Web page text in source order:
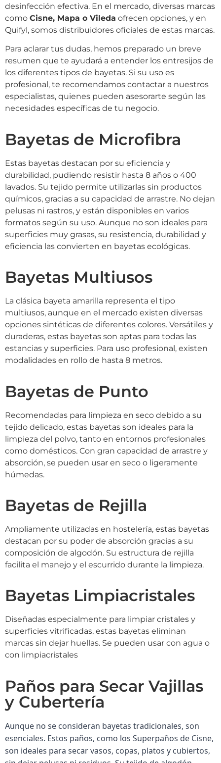
desinfección efectiva. En el mercado, diversas marcas
como Cisne, Mapa o Vileda ofrecen opciones, y en
Quifyl, somos distribuidores oficiales de estas marcas.
Para aclarar tus dudas, hemos preparado un breve
resumen que te ayudará a entender los entresijos de
los diferentes tipos de bayetas. Si su uso es
profesional, te recomendamos contactar a nuestros
especialistas, quienes pueden asesorarte según las
necesidades específicas de tu negocio.
Bayetas de Microfibra
Estas bayetas destacan por su eficiencia y
durabilidad, pudiendo resistir hasta 8 años o 400
lavados. Su tejido permite utilizarlas sin productos
químicos, gracias a su capacidad de arrastre. No dejan
pelusas ni rastros, y están disponibles en varios
formatos según su uso. Aunque no son ideales para
superficies muy grasas, su resistencia, durabilidad y
eficiencia las convierten en bayetas ecológicas.
Bayetas Multiusos
La clásica bayeta amarilla representa el tipo
multiusos, aunque en el mercado existen diversas
opciones sintéticas de diferentes colores. Versátiles y
duraderas, estas bayetas son aptas para todas las
estancias y superficies. Para uso profesional, existen
modalidades en rollo de hasta 8 metros.
Bayetas de Punto
Recomendadas para limpieza en seco debido a su
tejido delicado, estas bayetas son ideales para la
limpieza del polvo, tanto en entornos profesionales
como domésticos. Con gran capacidad de arrastre y
absorción, se pueden usar en seco o ligeramente
húmedas.
Bayetas de Rejilla
Ampliamente utilizadas en hostelería, estas bayetas
destacan por su poder de absorción gracias a su
composición de algodón. Su estructura de rejilla
facilita el manejo y el escurrido durante la limpieza.
Bayetas Limpiacristales
Diseñadas especialmente para limpiar cristales y
superficies vitrificadas, estas bayetas eliminan
marcas sin dejar huellas. Se pueden usar con agua o
con limpiacristales
Paños para Secar Vajillas
y Cubertería
Aunque no se consideran bayetas tradicionales, son
esenciales. Estos paños, como los Superpaños de Cisne,
son ideales para secar vasos, copas, platos y cubiertos,